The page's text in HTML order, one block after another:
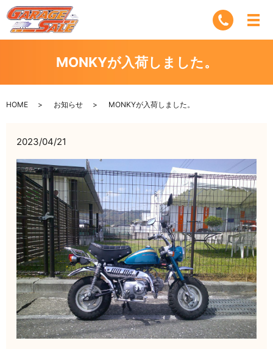
MONKYが入荷しました。
HOME お知らせ MONKYが入荷しました。
2023/04/21